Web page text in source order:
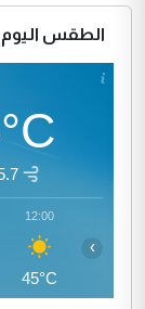
الطقس اليوم
5.7
12:00
45°C
›